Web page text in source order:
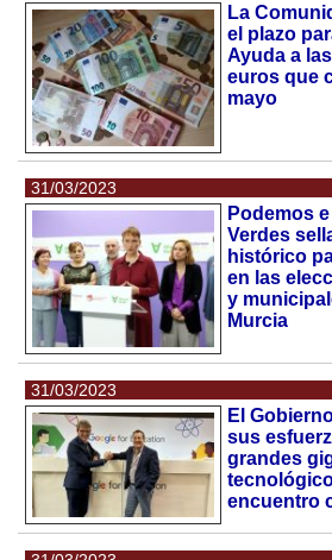
La
el plazo
Ayuda a
euros que
mayo
31/03/2023
Podemos
Verdes
histórico
en las
y
Murcia
31/03/2023
El
sus
grandes
encuentro